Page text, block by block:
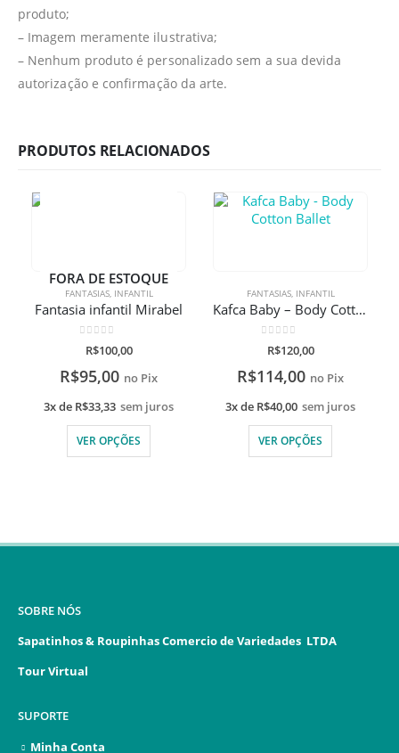
produto;
– Imagem meramente ilustrativa;
– Nenhum produto é personalizado sem a sua devida
autorização e confirmação da arte.
PRODUTOS RELACIONADOS
FORA DE ESTOQUE
FANTASIAS, INFANTIL
Fantasia infantil Mirabel
de 5
R$100,00
R$95,00 no Pix
3x de R$33,33 sem juros
VER OPÇÕES
FANTASIAS, INFANTIL
Kafca Baby – Body Cotton Ballet
de 5
R$120,00
R$114,00 no Pix
3x de R$40,00 sem juros
VER OPÇÕES
SOBRE NÓS
Sapatinhos & Roupinhas Comercio de Variedades LTDA
Tour Virtual
SUPORTE
Minha Conta